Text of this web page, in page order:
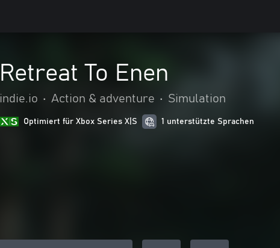
Retreat To Enen
indie.io • Action & adventure • Simulation
Optimiert für Xbox Series X|S 1 unterstützte Sprachen